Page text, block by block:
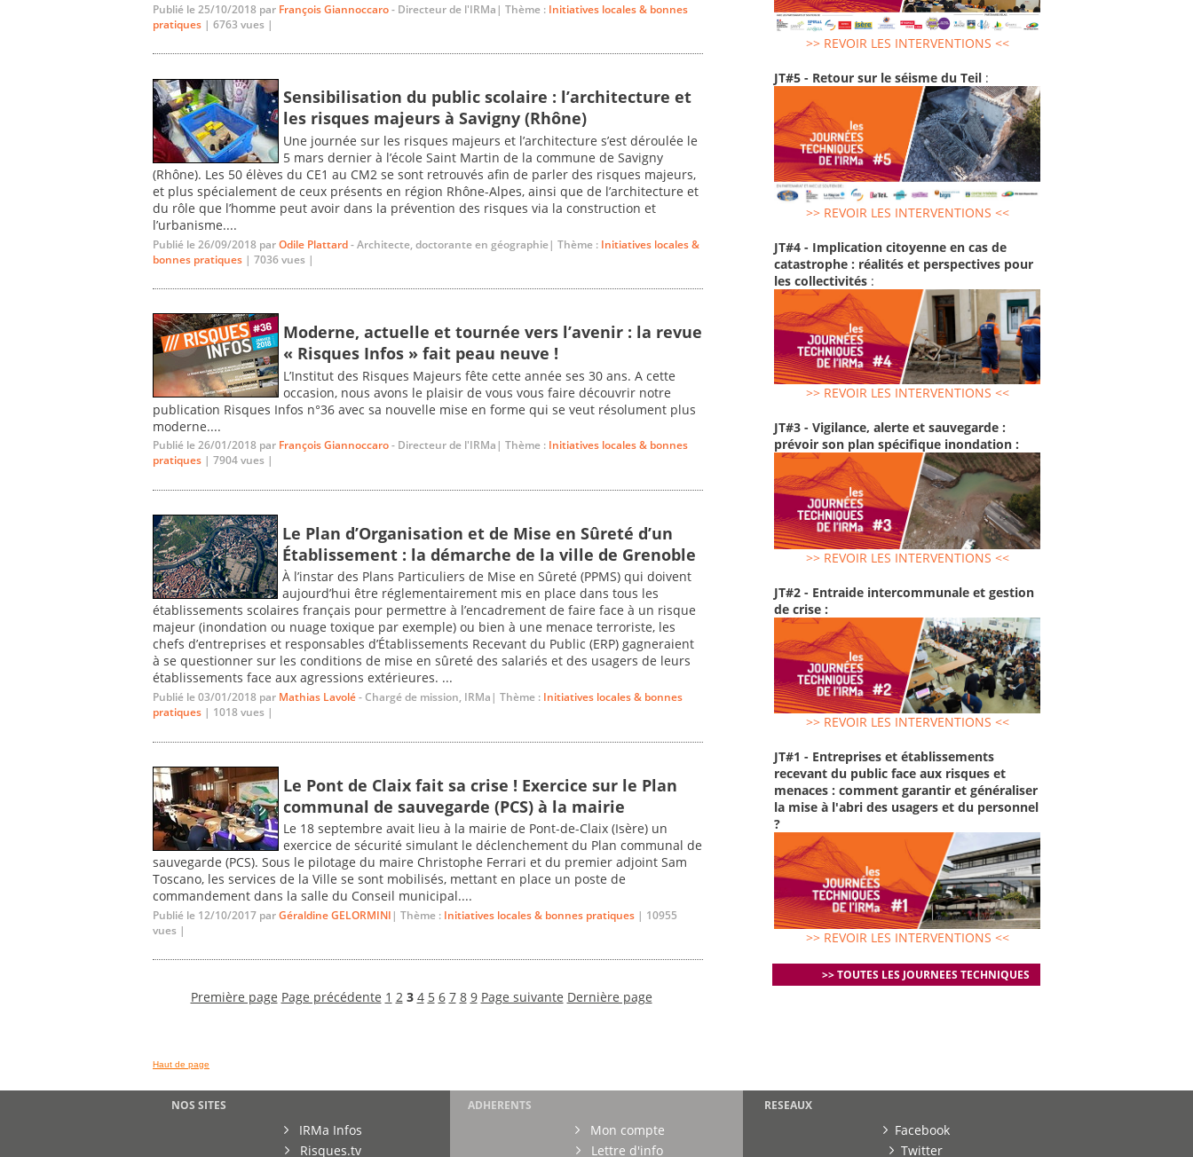
Publié le 25/10/2018 par François Giannoccaro- Directeur de l'IRMa| Thème : Initiatives locales & bonnes
pratiques | 6763 vues |
Sensibilisation du public scolaire : l’architecture et
les risques majeurs à Savigny (Rhône)
Une journée sur les risques majeurs et l’architecture s’est déroulée le
5 mars dernier à l’école Saint Martin de la commune de Savigny
(Rhône). Les 50 élèves du CE1 au CM2 se sont retrouvés afin de parler des risques majeurs,
et plus spécialement de ceux présents en région Rhône-Alpes, ainsi que de l’architecture et
du rôle que l’homme peut avoir dans la prévention des risques via la construction et
l’urbanisme....
Publié le 26/09/2018 parOdile Plattard- Architecte, doctorante en géographie| Thème : Initiatives locales &
bonnes pratiques | 7036 vues |
Moderne, actuelle et tournée vers l’avenir : la revue
« Risques Infos » fait peau neuve !
L’Institut des Risques Majeurs fête cette année ses 30 ans. A cette
occasion, nous avons le plaisir de vous vous faire découvrir notre
publication Risques Infos n°36 avec sa nouvelle mise en forme qui se veut résolument plus
moderne....
Publié le 26/01/2018 par François Giannoccaro- Directeur de l'IRMa| Thème : Initiatives locales & bonnes
pratiques | 7904 vues |
Le Plan d’Organisation et de Mise en Sûreté d’un
Établissement : la démarche de la ville de Grenoble
À l’instar des Plans Particuliers de Mise en Sûreté (PPMS) qui doivent
aujourd’hui être réglementairement mis en place dans tous les
établissements scolaires français pour permettre à l’encadrement de faire face à un risque
majeur (inondation ou nuage toxique par exemple) ou bien à une menace terroriste, les
chefs d’entreprises et responsables d’Établissements Recevant du Public (ERP) gagneraient
à se questionner sur les conditions de mise en sûreté des salariés et des usagers de leurs
établissements face aux agressions extérieures. ...
Publié le 03/01/2018 par Mathias Lavolé- Chargé de mission, IRMa| Thème : Initiatives locales & bonnes
pratiques | 1018 vues |
Le Pont de Claix fait sa crise ! Exercice sur le Plan
communal de sauvegarde (PCS) à la mairie
Le 18 septembre avait lieu à la mairie de Pont-de-Claix (Isère) un
exercice de sécurité simulant le déclenchement du Plan communal de
sauvegarde (PCS). Sous le pilotage du maire Christophe Ferrari et du premier adjoint Sam
Toscano, les services de la Ville se sont mobilisés, mettant en place un poste de
commandement dans la salle du Conseil municipal....
Publié le 12/10/2017 parGéraldine GELORMINI | Thème : Initiatives locales & bonnes pratiques | 10955
vues |
Première page Page précédente 1 2 3 4 5 6 7 8 9 Page suivante Dernière page
>> REVOIR LES INTERVENTIONS <<
JT#5 - Retour sur le séisme du Teil :
>> REVOIR LES INTERVENTIONS <<
JT#4 - Implication citoyenne en cas de
catastrophe : réalités et perspectives pour
les collectivités :
>> REVOIR LES INTERVENTIONS <<
JT#3 - Vigilance, alerte et sauvegarde :
prévoir son plan spécifique inondation :
>> REVOIR LES INTERVENTIONS <<
JT#2 - Entraide intercommunale et gestion
de crise :
>> REVOIR LES INTERVENTIONS <<
JT#1 - Entreprises et établissements
recevant du public face aux risques et
menaces : comment garantir et généraliser
la mise à l'abri des usagers et du personnel
?
>> REVOIR LES INTERVENTIONS <<
>> TOUTES LES JOURNEES TECHNIQUES
Haut de page
NOS SITES
IRMa Infos
Risques.tv
ADHERENTS
Mon compte
Lettre d'info
RESEAUX
Facebook
Twitter